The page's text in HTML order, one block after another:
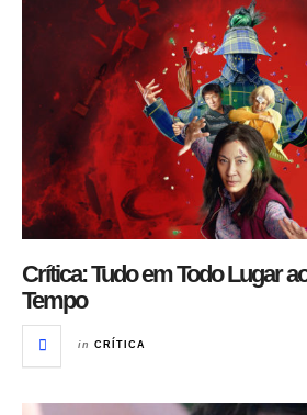
Crítica: Tudo em Todo Lugar
Tempo
in CRÍTICA